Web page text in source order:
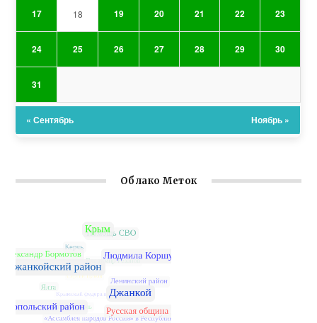
17 18 19 20 21 22 23
24 25 26 27 28 29 30
31
« Сентябрь Ноябрь »
Облако Меток